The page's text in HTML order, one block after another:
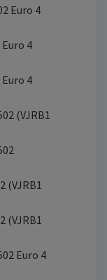
Euro 4
4
4
(VJRB1
(VJRB1
(VJRB1
Euro 4